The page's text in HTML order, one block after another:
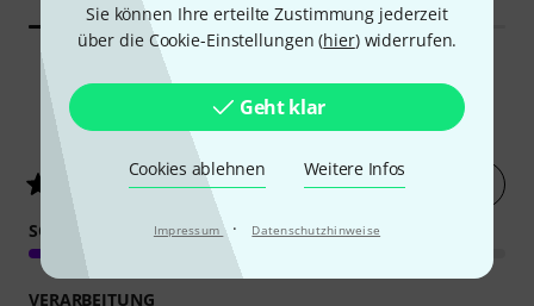
Sie können Ihre erteilte Zustimmung jederzeit
über die Cookie-Einstellungen (hier) widerrufen.
Geht klar
Cookies ablehnen Weitere Infos
Impressum · Datenschutzhinweise
12Kundenbewertungen
4.5/ 5 Jetzt bewerten
SOUND
VERARBEITUNG